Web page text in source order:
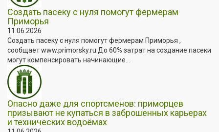
Создать пасеку с нуля помогут фермерам
Приморья
11.06.2026
Создать пасеку с нуля помогут фермерам Приморья ,
сообщает www.primorsky.ru До 60% затрат на создание пасеки
могут компенсировать начинающие...
Опасно даже для спортсменов: приморцев
призывают не купаться в заброшенных карьерах
и технических водоёмах